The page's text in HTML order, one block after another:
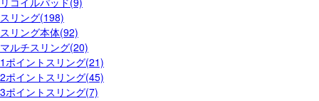
スリング(198)
スリング本体(92)
マルチスリング(20)
1ポイントスリング(21)
2ポイントスリング(45)
3ポイントスリング(7)